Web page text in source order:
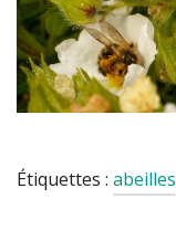
Étiquettes : abeilles